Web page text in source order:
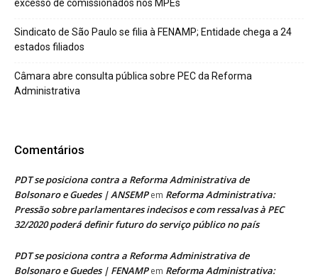
excesso de comissionados nos MPEs
Sindicato de São Paulo se filia à FENAMP; Entidade chega a 24
estados filiados
Câmara abre consulta pública sobre PEC da Reforma
Administrativa
Comentários
PDT se posiciona contra a Reforma Administrativa de
Bolsonaro e Guedes | ANSEMPem Reforma Administrativa:
Pressão sobre parlamentares indecisos e com ressalvas à PEC
32/2020 poderá definir futuro do serviço público no país
PDT se posiciona contra a Reforma Administrativa de
Bolsonaro e Guedes | FENAMPem Reforma Administrativa: